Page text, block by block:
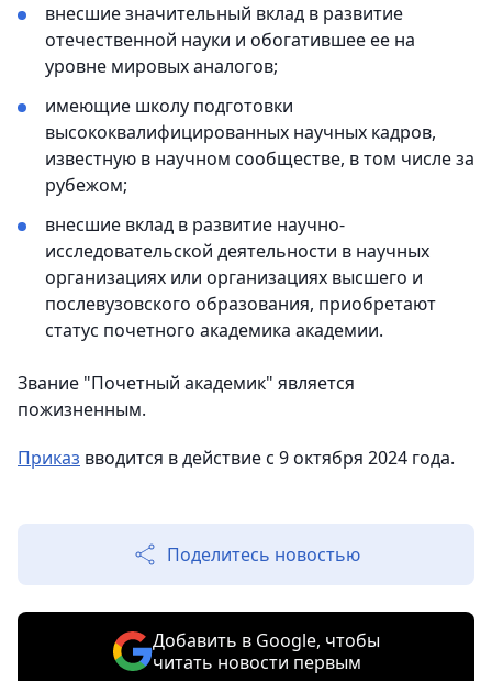
внесшие значительный вклад в развитие
отечественной науки и обогатившее ее на
уровне мировых аналогов;
имеющие школу подготовки
высококвалифицированных научных кадров,
известную в научном сообществе, в том числе за
рубежом;
внесшие вклад в развитие научно-
исследовательской деятельности в научных
организациях или организациях высшего и
послевузовского образования, приобретают
статус почетного академика академии.
Звание "Почетный академик" является
пожизненным.
Приказ вводится в действие с 9 октября 2024 года.
Поделитесь новостью
Добавить в Google, чтобы
читать новости первым